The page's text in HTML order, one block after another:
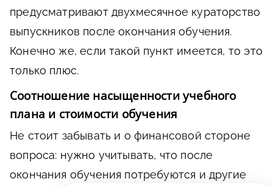
предусматривают двухмесячное кураторство
выпускников после окончания обучения.
Конечно же, если такой пункт имеется, то это
только плюс.
Соотношение насыщенности учебного
плана и стоимости обучения
Не стоит забывать и о финансовой стороне
вопроса: нужно учитывать, что после
окончания обучения потребуются и другие